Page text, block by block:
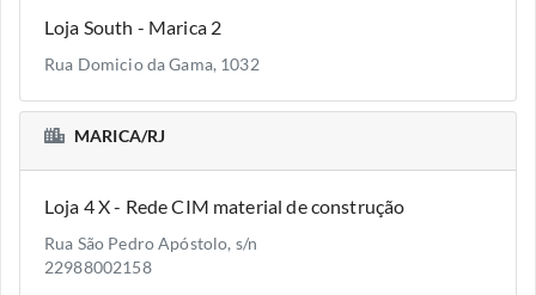
Loja South - Marica 2
Rua Domicio da Gama, 1032
MARICA/RJ
Loja 4 X - Rede CIM material de construção
Rua São Pedro Apóstolo, s/n
22988002158